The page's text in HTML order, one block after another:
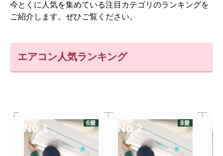
今とくに人気を集めている注目カテゴリのランキングを
ご紹介します。ぜひご覧ください。
エアコン人気ランキング
No.1 No.2